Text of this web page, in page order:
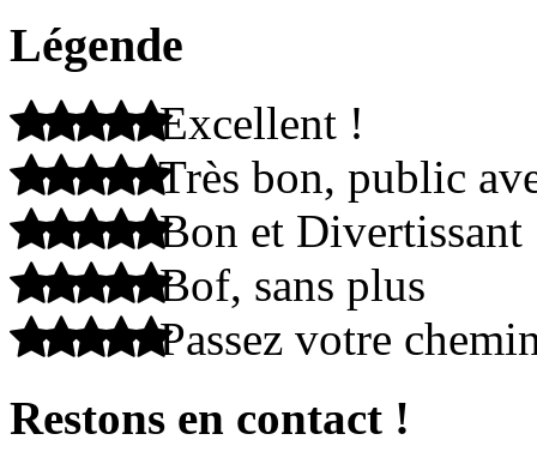
Légende
Excellent !
Très bon, public
Bon et Divertissant
Bof, sans plus
Passez votre
Restons en contact !